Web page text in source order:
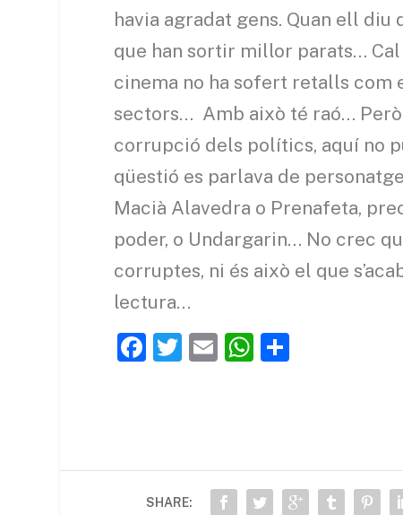
havia agradat gens. Quan ell
que han sortir millor parats…
cinema no ha sofert retalls
sectors… Amb això té raó… Però
corrupció dels polítics, aquí no
qüestió es parlava de
Macià Alavedra o Prenafeta,
poder, o Undargarin… No crec
corruptes, ni és això el que
lectura…
F
b
o
T
E
W
A
p
ar
te
SHARE: